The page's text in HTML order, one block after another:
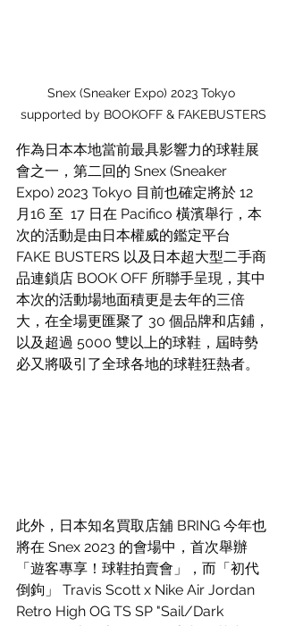
Snex (Sneaker Expo) 2023 Tokyo
supported by BOOKOFF & FAKEBUSTERS
作為日本本地當前最具影響力的球鞋展
會之一，第二回的 Snex (Sneaker
Expo) 2023 Tokyo 目前也確定將於 12
月16 至  17 日在 Pacifico 橫濱舉行，本
次的活動是由日本權威的鑑定平台
FAKE BUSTERS 以及日本超大型二手商
品連鎖店 BOOK OFF 所聯手呈現，其中
本次的活動場地面積更是去年的三倍
大，在全場更匯聚了 30 個品牌和店鋪，
以及超過 5000 雙以上的球鞋，屆時勢
必又將吸引了全球各地的球鞋狂熱者。
此外，日本知名買取店舖 BRING 今年也
將在 Snex 2023 的會場中，首次舉辦
「遊客專享！球鞋拍賣會」，而「初代
倒鉤」 Travis Scott x Nike Air Jordan
Retro High OG TS SP "Sail/Dark